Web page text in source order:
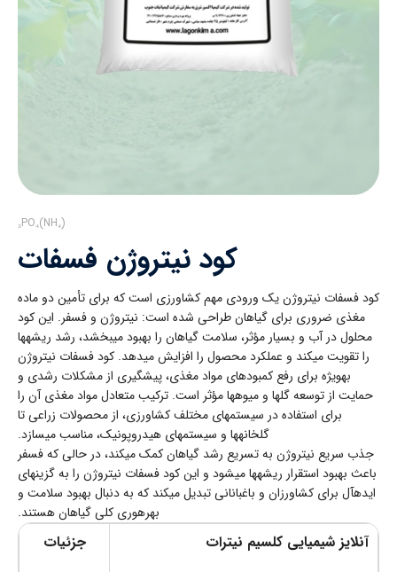
(NH₄)₃PO₄
کود نیتروژن فسفات
کود فسفات نیتروژن یک ورودی مهم کشاورزی است که برای تأمین دو ماده
مغذی ضروری برای گیاهان طراحی شده است: نیتروژن و فسفر. این کود
محلول در آب و بسیار مؤثر، سلامت گیاهان را بهبود میبخشد، رشد ریشهها
را تقویت میکند و عملکرد محصول را افزایش میدهد. کود فسفات نیتروژن
بهویژه برای رفع کمبودهای مواد مغذی، پیشگیری از مشکلات رشدی و
حمایت از توسعه گلها و میوهها مؤثر است. ترکیب متعادل مواد مغذی آن را
برای استفاده در سیستمهای مختلف کشاورزی، از محصولات زراعی تا
گلخانهها و سیستمهای هیدروپونیک، مناسب میسازد.
جذب سریع نیتروژن به تسریع رشد گیاهان کمک میکند، در حالی که فسفر
باعث بهبود استقرار ریشهها میشود و این کود فسفات نیتروژن را به گزینهای
ایدهآل برای کشاورزان و باغبانانی تبدیل میکند که به دنبال بهبود سلامت و
بهرهوری کلی گیاهان هستند.
آنلایز شیمیایی کلسیم نیترات جزئیات